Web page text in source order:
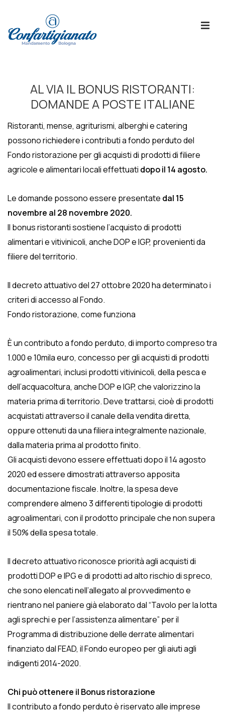
Principale
AL VIA IL BONUS RISTORANTI:
DOMANDE A POSTE ITALIANE
Ristoranti, mense, agriturismi, alberghi e catering
possono richiedere i contributi a fondo perduto del
Fondo ristorazione per gli acquisti di prodotti di filiere
agricole e alimentari locali effettuati dopo il 14 agosto.
Le domande possono essere presentate dal 15
novembre al 28 novembre 2020.
Il bonus ristoranti sostiene l’acquisto di prodotti
alimentari e vitivinicoli, anche DOP e IGP, provenienti da
filiere del territorio.
Il decreto attuativo del 27 ottobre 2020 ha determinato i
criteri di accesso al Fondo.
Fondo ristorazione, come funziona
È un contributo a fondo perduto, di importo compreso tra
1.000 e 10mila euro, concesso per gli acquisti di prodotti
agroalimentari, inclusi prodotti vitivinicoli, della pesca e
dell’acquacoltura, anche DOP e IGP, che valorizzino la
materia prima di territorio. Deve trattarsi, cioè di prodotti
acquistati attraverso il canale della vendita diretta,
oppure ottenuti da una filiera integralmente nazionale,
dalla materia prima al prodotto finito.
Gli acquisti devono essere effettuati dopo il 14 agosto
2020 ed essere dimostrati attraverso apposita
documentazione fiscale. Inoltre, la spesa deve
comprendere almeno 3 differenti tipologie di prodotti
agroalimentari, con il prodotto principale che non supera
il 50% della spesa totale.
Il decreto attuativo riconosce priorità agli acquisti di
prodotti DOP e IPG e di prodotti ad alto rischio di spreco,
che sono elencati nell’allegato al provvedimento e
rientrano nel paniere già elaborato dal “Tavolo per la lotta
agli sprechi e per l’assistenza alimentare” per il
Programma di distribuzione delle derrate alimentari
finanziato dal FEAD, il Fondo europeo per gli aiuti agli
indigenti 2014-2020.
Chi può ottenere il Bonus ristorazione
Il contributo a fondo perduto è riservato alle imprese